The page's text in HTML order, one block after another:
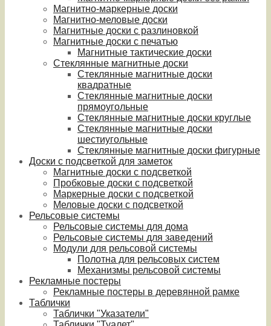
Магнитно-маркерные доски
Магнитно-меловые доски
Магнитные доски с разлиновкой
Магнитные доски с печатью
Магнитные тактические доски
Стеклянные магнитные доски
Стеклянные магнитные доски
квадратные
Стеклянные магнитные доски
прямоугольные
Стеклянные магнитные доски круглые
Стеклянные магнитные доски
шестиугольные
Стеклянные магнитные доски фигурные
Доски с подсветкой для заметок
Магнитные доски с подсветкой
Пробковые доски с подсветкой
Маркерные доски с подсветкой
Меловые доски с подсветкой
Рельсовые системы
Рельсовые системы для дома
Рельсовые системы для заведений
Модули для рельсовой системы
Полотна для рельсовых систем
Механизмы рельсовой системы
Рекламные постеры
Рекламные постеры в деревянной рамке
Таблички
Таблички "Указатели"